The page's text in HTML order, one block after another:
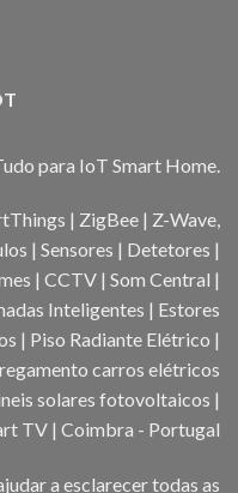
para IoT Smart Home.
| ZigBee | Z-Wave,
| Sensores | Detetores |
| CCTV | Som Central |
Inteligentes | Estores
| Piso Radiante Elétrico |
carros elétricos
solares fotovoltaicos |
TV | Coimbra - Portugal
a esclarecer todas as